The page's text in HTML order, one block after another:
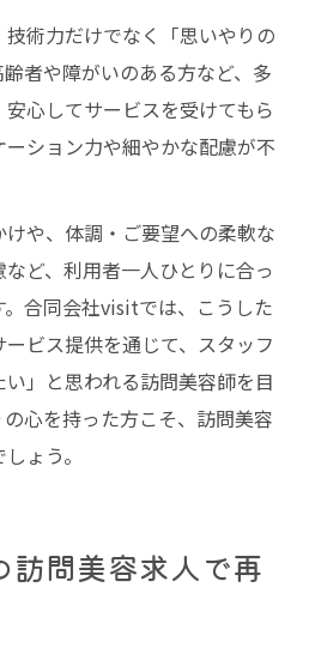
術力だけでなく「思いやりの
者や障がいのある方など、多
心してサービスを受けてもら
ション力や細やかな配慮が不
や、体調・ご要望への柔軟な
ど、利用者一人ひとりに合っ
合同会社visitでは、こうした
ビス提供を通じて、スタッフ
」と思われる訪問美容師を目
心を持った方こそ、訪問美容
ょう。
訪問美容求人で再